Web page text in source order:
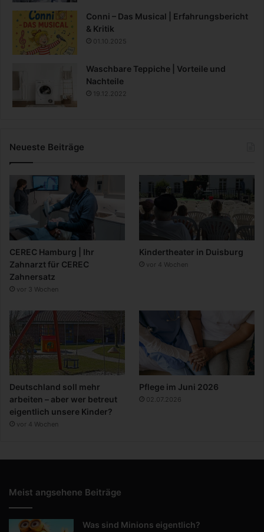
Conni – Das Musical | Erfahrungsbericht
& Kritik
01.10.2025
Waschbare Teppiche | Vorteile und
Nachteile
19.12.2022
Neueste Beiträge
CEREC Hamburg | Ihr
Zahnarzt für CEREC
Zahnersatz
vor 3 Wochen
Kindertheater in Duisburg
vor 4 Wochen
Deutschland soll mehr
arbeiten – aber wer betreut
eigentlich unsere Kinder?
vor 4 Wochen
Pflege im Juni 2026
02.07.2026
Meist angsehene Beiträge
Was sind Minions eigentlich?